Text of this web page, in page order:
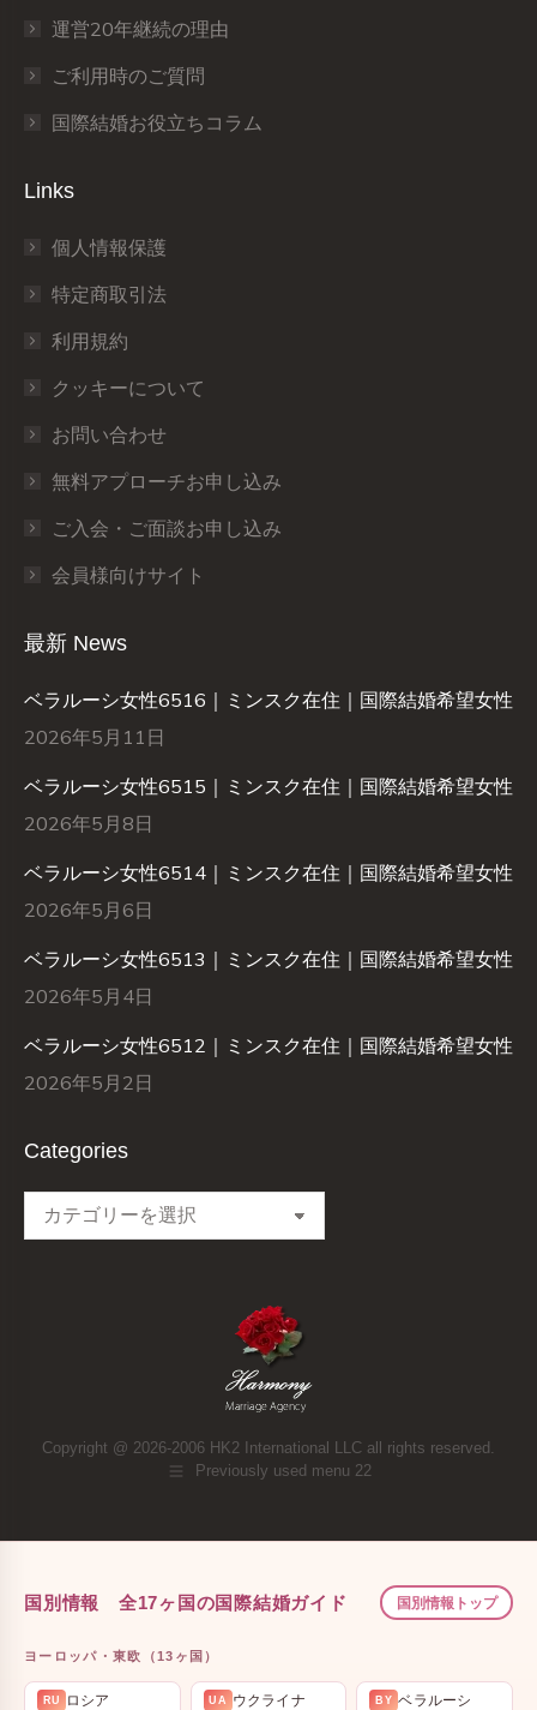
運営20年継続の理由
ご利用時のご質問
国際結婚お役立ちコラム
Links
個人情報保護
特定商取引法
利用規約
クッキーについて
お問い合わせ
無料アプローチお申し込み
ご入会・ご面談お申し込み
会員様向けサイト
最新 News
ベラルーシ女性6516｜ミンスク在住｜国際結婚希望女性
2026年5月11日
ベラルーシ女性6515｜ミンスク在住｜国際結婚希望女性
2026年5月8日
ベラルーシ女性6514｜ミンスク在住｜国際結婚希望女性
2026年5月6日
ベラルーシ女性6513｜ミンスク在住｜国際結婚希望女性
2026年5月4日
ベラルーシ女性6512｜ミンスク在住｜国際結婚希望女性
2026年5月2日
Categories
Categories
Copyright @ 2026-2006 HK2 International LLC all rights reserved.
Previously used menu 22
国別情報 全17ヶ国の国際結婚ガイド 国別情報トップ
ヨーロッパ・東欧（13ヶ国）
RU ロシア UA ウクライナ BY ベラルーシ